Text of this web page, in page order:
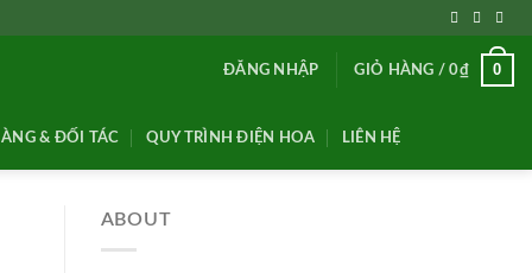
ĐĂNG NHẬP GIỎ HÀNG /0₫ 0
& ĐỐI TÁC QUY TRÌNH ĐIỆN HOA LIÊN HỆ
ABOUT